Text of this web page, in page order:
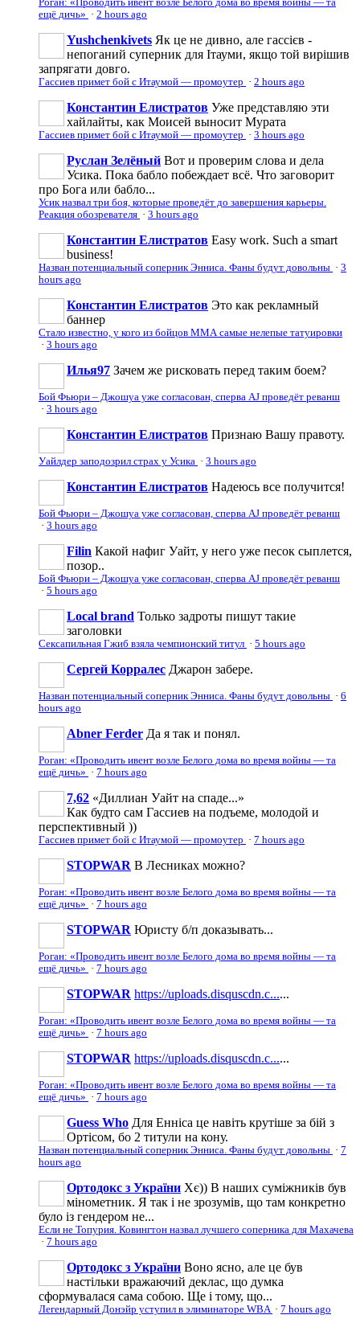
ещё дичь» · 2 hours ago
Yushchenkivets Як це не дивно, але гассієв -
непоганий суперник для Ітауми, якщо той вирішив
запрягати довго.
Гассиев примет бой с Итаумой — промоутер · 2 hours ago
Константин Елистратов Уже представляю эти
хайлайты, как Моисей выносит Мурата
Гассиев примет бой с Итаумой — промоутер · 3 hours ago
Руслан Зелёный Вот и проверим слова и дела
Усика. Пока бабло побеждает всё. Что заговорит
про Бога или бабло...
Усик назвал три боя, которые проведёт до завершения карьеры.
Реакция обозревателя · 3 hours ago
Константин Елистратов Easy work. Such a smart
business!
Назван потенциальный соперник Энниса. Фаны будут довольны · 3
hours ago
Константин Елистратов Это как рекламный
баннер
Стало известно, у кого из бойцов ММА самые нелепые татуировки
· 3 hours ago
Илья97 Зачем же рисковать перед таким боем?
Бой Фьюри – Джошуа уже согласован, сперва AJ проведёт реванш
· 3 hours ago
Константин Елистратов Признаю Вашу правоту.
Уайлдер заподозрил страх у Усика · 3 hours ago
Константин Елистратов Надеюсь все получится!
Бой Фьюри – Джошуа уже согласован, сперва AJ проведёт реванш
· 3 hours ago
Filin Какой нафиг Уайт, у него уже песок сыплется,
позор..
Бой Фьюри – Джошуа уже согласован, сперва AJ проведёт реванш
· 5 hours ago
Local brand Только задроты пишут такие
заголовки
Сексапильная Гжиб взяла чемпионский титул · 5 hours ago
Сергей Корралес Джарон забере.
Назван потенциальный соперник Энниса. Фаны будут довольны · 6
hours ago
Abner Ferder Да я так и понял.
Роган: «Проводить ивент возле Белого дома во время войны — та
ещё дичь» · 7 hours ago
7,62 «Диллиан Уайт на спаде...»
Как будто сам Гассиев на подъеме, молодой и
перспективный ))
Гассиев примет бой с Итаумой — промоутер · 7 hours ago
STOPWAR В Лесниках можно?
Роган: «Проводить ивент возле Белого дома во время войны — та
ещё дичь» · 7 hours ago
STOPWAR Юристу б/п доказывать...
Роган: «Проводить ивент возле Белого дома во время войны — та
ещё дичь» · 7 hours ago
STOPWAR https://uploads.disquscdn.c......
Роган: «Проводить ивент возле Белого дома во время войны — та
ещё дичь» · 7 hours ago
STOPWAR https://uploads.disquscdn.c......
Роган: «Проводить ивент возле Белого дома во время войны — та
ещё дичь» · 7 hours ago
Guess Who Для Енніса це навіть крутіше за бій з
Ортісом, бо 2 титули на кону.
Назван потенциальный соперник Энниса. Фаны будут довольны · 7
hours ago
Ортодокс з України Хє)) В наших суміжників був
мінометник. Я так і не зрозумів, що там конкретно
було із гендером не...
Если не Топурия. Ковингтон назвал лучшего соперника для Махачева
· 7 hours ago
Ортодокс з України Воно ясно, але це був
настільки вражаючий деклас, що думка
сформувалася сама собою. Ще і тому, що...
Легендарный Донэйр уступил в элиминаторе WBA · 7 hours ago